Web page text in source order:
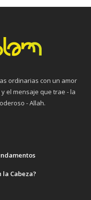
ordinarias con un amor
el mensaje que trae - la
- Allah.
la Cabeza?